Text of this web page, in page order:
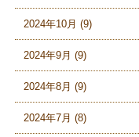
2024年10月 (9)
2024年9月 (9)
2024年8月 (9)
2024年7月 (8)